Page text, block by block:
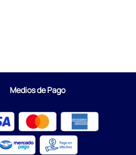
Medios de Pago